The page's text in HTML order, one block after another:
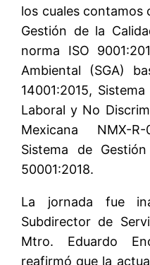
los cuales contamos
Gestión de la
norma ISO
Ambiental (SGA)
14001:2015,
Laboral y No
Mexicana NMX-
Sistema de
50001:2018.
La jornada fue
Subdirector de
Mtro. Eduardo
reafirmó que la